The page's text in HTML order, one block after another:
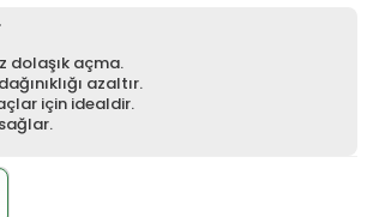
dolaşık açma.
azaltır.
için idealdir.